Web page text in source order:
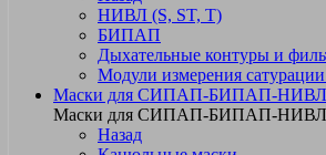
НИВЛ (S, ST, T)
БИПАП
Дыхательные контуры и
Модули измерения
Маски для СИПАП-БИПАП-НИВЛ
Маски для СИПАП-БИПАП-НИВЛ
Назад